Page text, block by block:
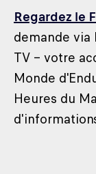
Regardez le
demande
TV – votre
Monde
Heures du